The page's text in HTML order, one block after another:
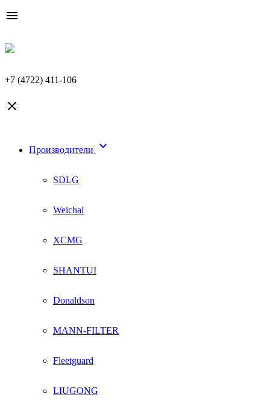

+7 (4722) 411-106

Производители 
SDLG
Weichai
XCMG
SHANTUI
Donaldson
MANN-FILTER
Fleetguard
LIUGONG